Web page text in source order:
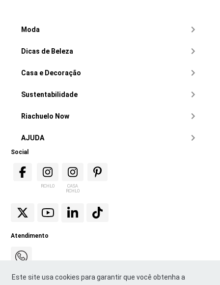
Este site usa cookies para garantir que você obtenha a
Moda
Dicas de Beleza
Casa e Decoração
Sustentabilidade
Riachuelo Now
AJUDA
Social
RCHLO
CASA
RCHLO
Atendimento